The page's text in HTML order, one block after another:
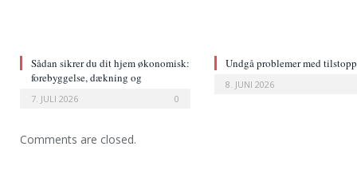
Sådan sikrer du dit hjem økonomisk:
forebyggelse, dækning og
7. JULI 2026 0
Undgå problemer med
8. JUNI 2026
Comments are closed.